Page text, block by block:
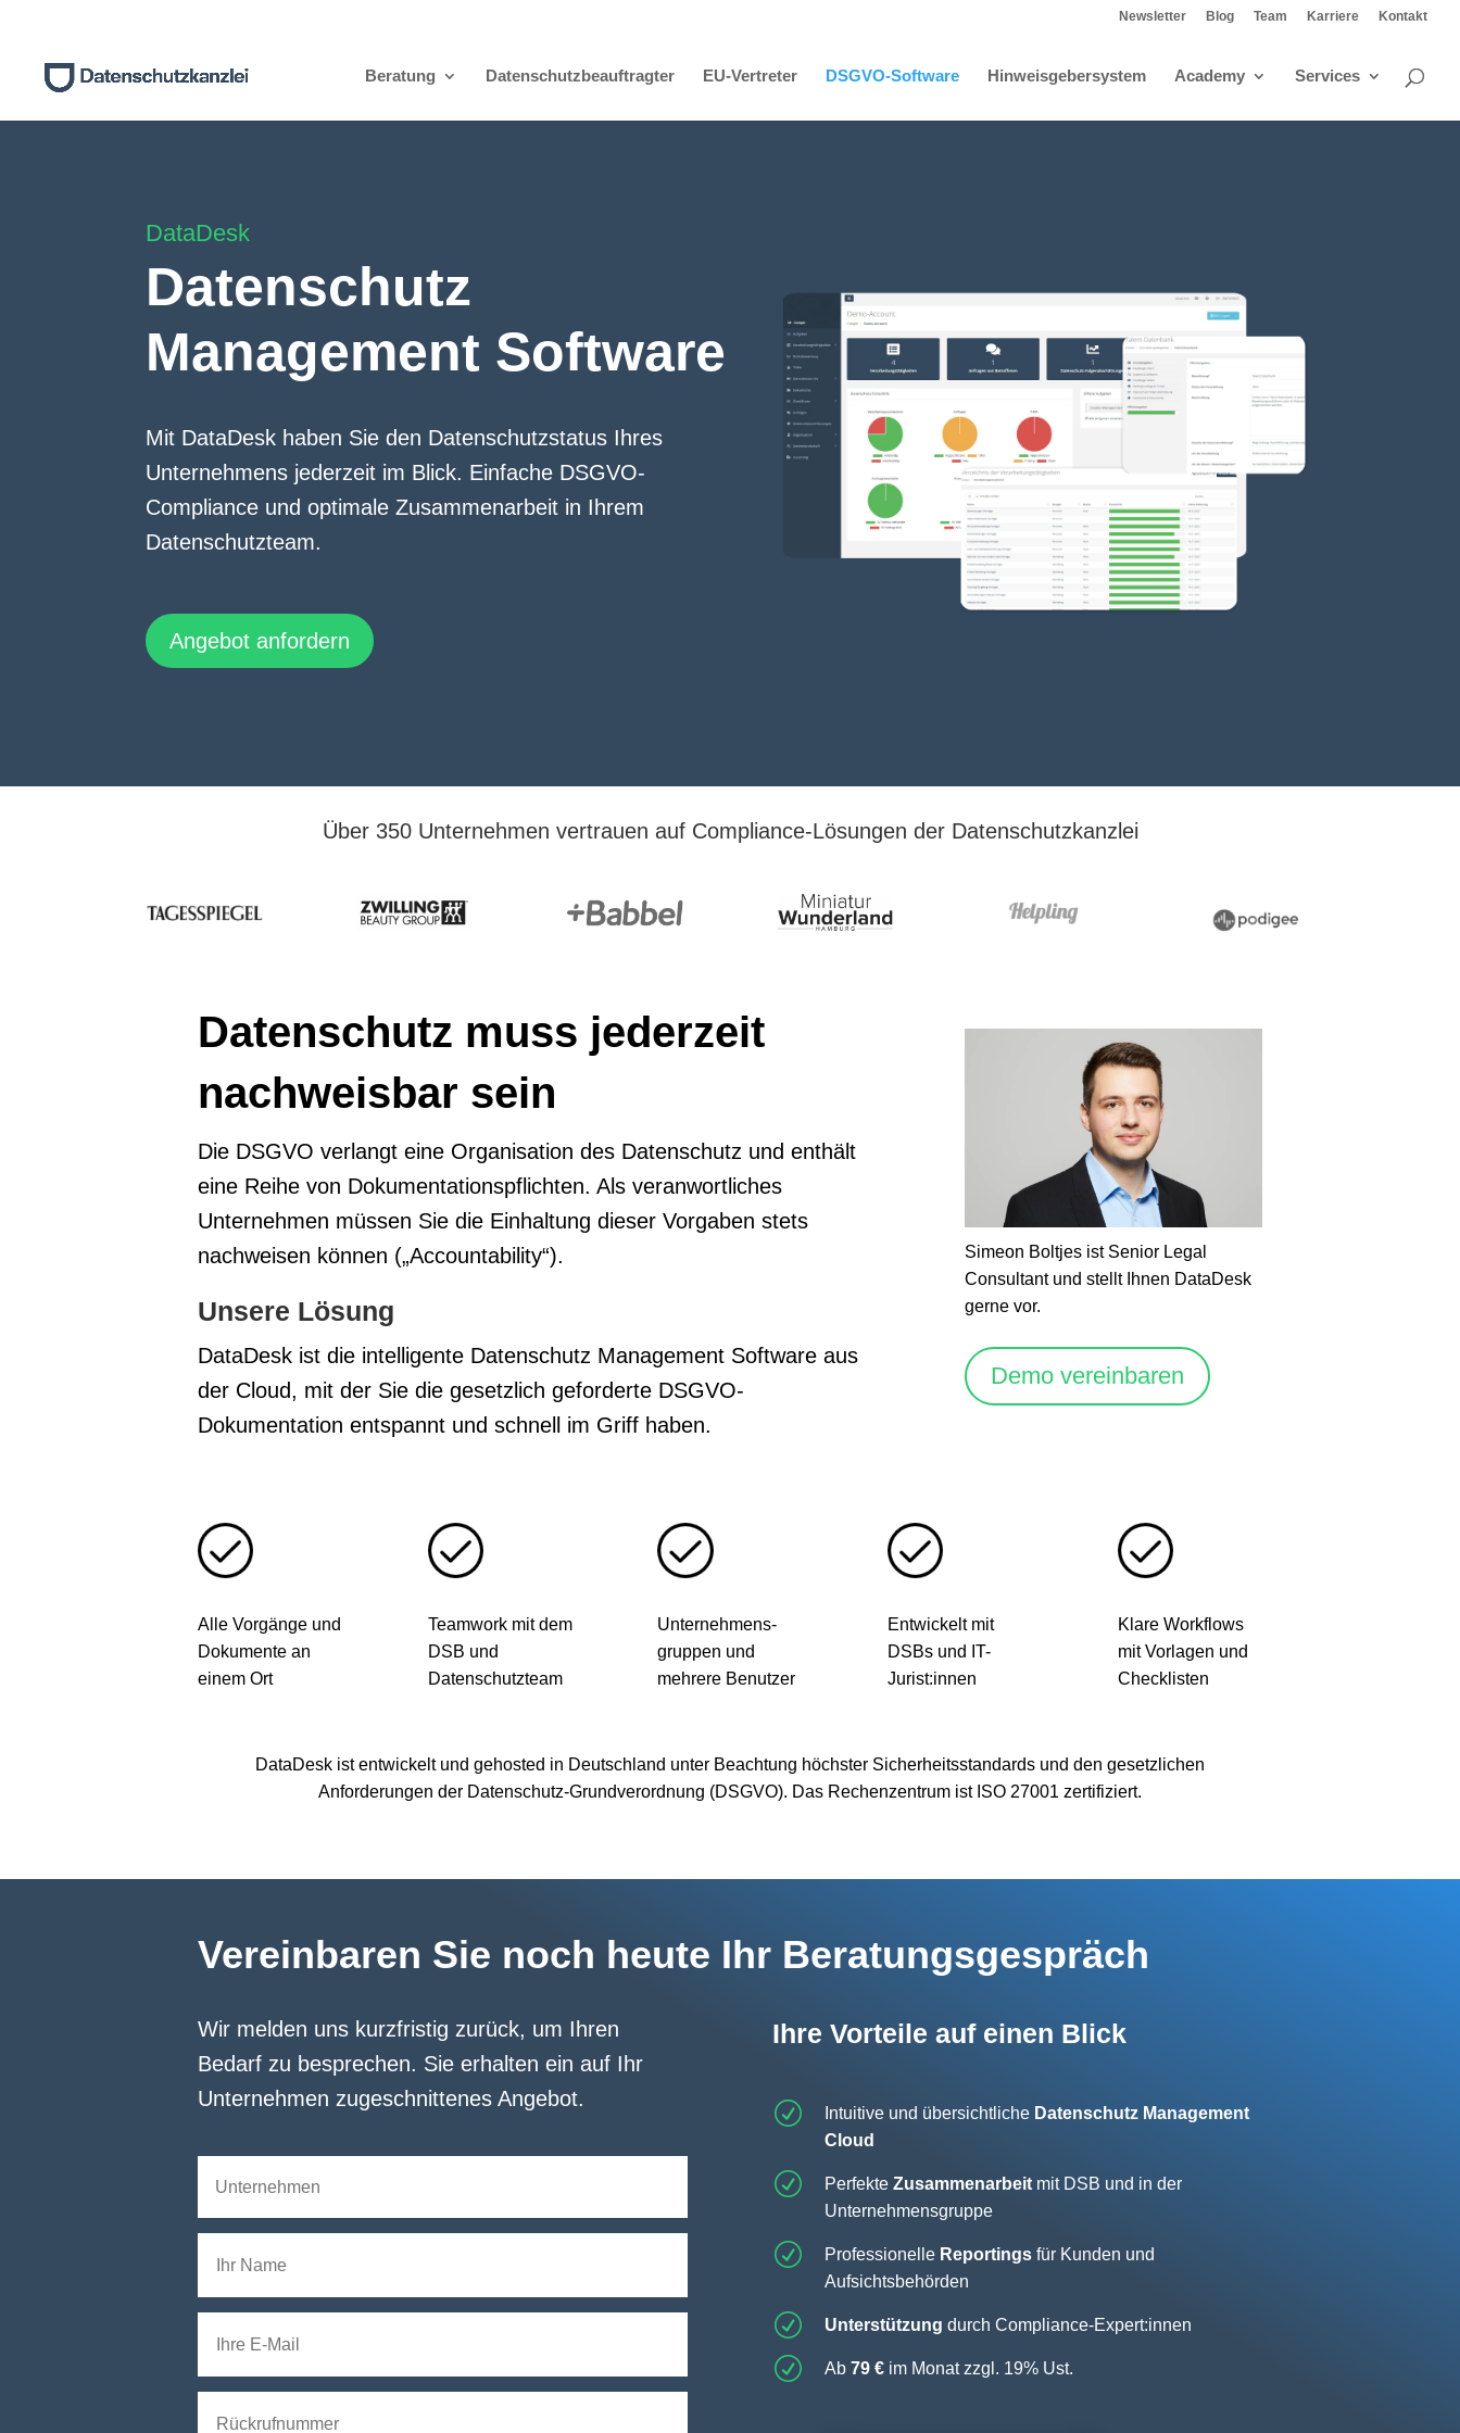
Newsletter Blog Team Karriere Kontakt
Beratung Datenschutzbeauftragter EU-Vertreter DSGVO-Software Hinweisgebersystem Academy Services
DataDesk
Datenschutz
Management Software
Mit DataDesk haben Sie den Datenschutzstatus Ihres
Unternehmens jederzeit im Blick. Einfache DSGVO-
Compliance und optimale Zusammenarbeit in Ihrem
Datenschutzteam.
Angebot anfordern
Über 350 Unternehmen vertrauen auf Compliance-Lösungen der Datenschutzkanzlei
Datenschutz muss jederzeit
nachweisbar sein
Die DSGVO verlangt eine Organisation des Datenschutz und enthält
eine Reihe von Dokumentationspflichten. Als veranwortliches
Unternehmen müssen Sie die Einhaltung dieser Vorgaben stets
nachweisen können („Accountability“).
Unsere Lösung
DataDesk ist die intelligente Datenschutz Management Software aus
der Cloud, mit der Sie die gesetzlich geforderte DSGVO-
Dokumentation entspannt und schnell im Griff haben.
Simeon Boltjes ist Senior Legal
Consultant und stellt Ihnen DataDesk
gerne vor.
Demo vereinbaren
Alle Vorgänge und
Dokumente an
einem Ort
Teamwork mit dem
DSB und
Datenschutzteam
Unternehmens-
gruppen und
mehrere Benutzer
Entwickelt mit
DSBs und IT-
Jurist:innen
Klare Workflows
mit Vorlagen und
Checklisten
DataDesk ist entwickelt und gehosted in Deutschland unter Beachtung höchster Sicherheitsstandards und den gesetzlichen
Anforderungen der Datenschutz-Grundverordnung (DSGVO). Das Rechenzentrum ist ISO 27001 zertifiziert.
Vereinbaren Sie noch heute Ihr Beratungsgespräch
Wir melden uns kurzfristig zurück, um Ihren
Bedarf zu besprechen. Sie erhalten ein auf Ihr
Unternehmen zugeschnittenes Angebot.
Ihre Vorteile auf einen Blick
R Intuitive und übersichtliche Datenschutz Management
Cloud
R Perfekte Zusammenarbeitmit DSB und in der
Unternehmensgruppe
R Professionelle Reportings für Kunden und
Aufsichtsbehörden
R Unterstützung durch Compliance-Expert:innen
R Ab 79 €im Monat zzgl. 19% Ust.